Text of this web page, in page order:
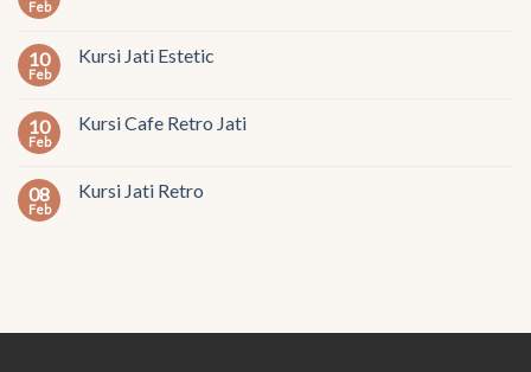
Feb
10
Feb
Kursi Jati Estetic
10
Feb
Kursi Cafe Retro Jati
08
Feb
Kursi Jati Retro